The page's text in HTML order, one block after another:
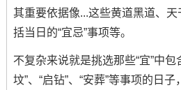
其重要依据像...这些黄道黑道、
括当日的“宜忌”事项等。
不复杂来说就是挑选那些“宜”中包
坟”、“启钻”、“安葬”等事项的日